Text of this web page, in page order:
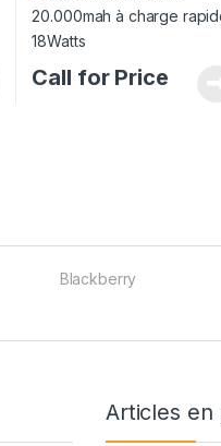
Call for Price
Articles en